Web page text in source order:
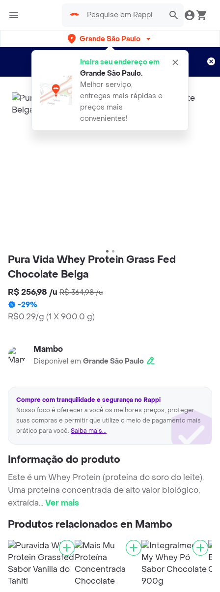
Grande São Paulo
Insira seu endereço em
Grande São Paulo.
Melhor serviço,
entregas mais rápidas e
preços mais
convenientes!
Entregas grátis por 15 dias!
Aplicam T&C
Pura Vida Whey Protein Grass Fed
Chocolate Belga
R$ 256,98 /u R$ 364,98/u
-29%
R$0.29/g (1 X 900.0 g)
Mambo
Disponível em Grande São Paulo
Compre com tranquilidade e segurança no Rappi
Nosso foco é oferecer a você os melhores preços, proteger
suas compras e permitir que utilize o meio de pagamento mais
prático para você. Saiba mais...
Informação do produto
Este é um Whey Protein (proteína do soro do leite).
Uma proteína concentrada de alto valor biológico,
extraída...Ver mais
Produtos relacionados en Mambo